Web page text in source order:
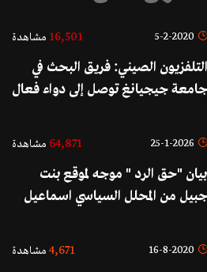
5-2-2020
16,501 مشاهدة
التلفزيون الصيني: فريق البحث في
جامعة جيجيانغ توصل إلى دواء فعال
شرق البلاد
25-1-2026
64,871 مشاهدة
بيان "حق الرد " موجه لموقع بنت
جبيل من المحلل السياسي اسماعيل
ديربورن: تلقفت المعلومة من شخص
16-8-2020
4,671 مشاهدة